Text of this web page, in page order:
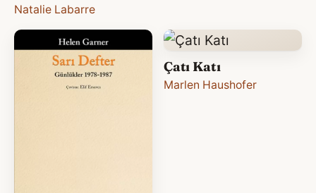
Natalie Labarre
Çatı Katı
Marlen Haushofer